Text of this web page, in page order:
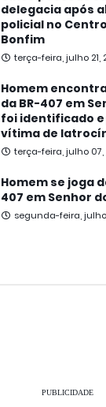
delegacia após
policial no
Bonfim
terça-feira, julho 21,
Homem
da BR-407 em
foi identificado
vítima de
terça-feira, julho 07,
Homem se joga
407 em Senhor
segunda-feira, julho
PUBLICIDADE